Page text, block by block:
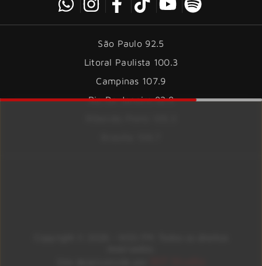
São Paulo 92.5
Litoral Paulista 100.3
Campinas 107.9
Rio De Janeiro 92.9